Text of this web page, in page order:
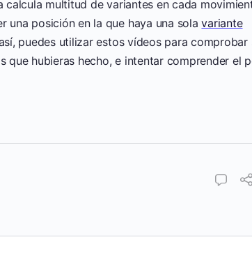
calcula multitud de variantes en cada
una posición en la que haya una solavariante
puedes utilizar estos vídeos para comprobar
que hubieras hecho, e intentar comprender el